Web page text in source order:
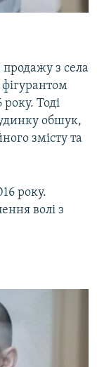
з села
року. Тоді
обшук,
змісту та
року.
волі з